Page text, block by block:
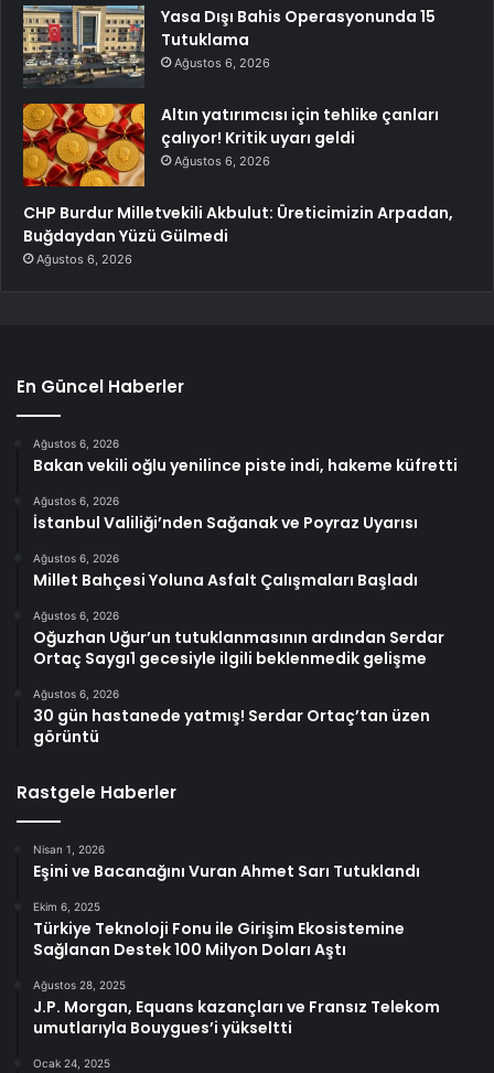
Yasa Dışı Bahis Operasyonunda 15
Tutuklama
Ağustos 6, 2026
Altın yatırımcısı için tehlike çanları
çalıyor! Kritik uyarı geldi
Ağustos 6, 2026
CHP Burdur Milletvekili Akbulut: Üreticimizin Arpadan,
Buğdaydan Yüzü Gülmedi
Ağustos 6, 2026
En Güncel Haberler
Ağustos 6, 2026
Bakan vekili oğlu yenilince piste indi, hakeme küfretti
Ağustos 6, 2026
İstanbul Valiliği’nden Sağanak ve Poyraz Uyarısı
Ağustos 6, 2026
Millet Bahçesi Yoluna Asfalt Çalışmaları Başladı
Ağustos 6, 2026
Oğuzhan Uğur’un tutuklanmasının ardından Serdar
Ortaç Saygı1 gecesiyle ilgili beklenmedik gelişme
Ağustos 6, 2026
30 gün hastanede yatmış! Serdar Ortaç’tan üzen
görüntü
Rastgele Haberler
Nisan 1, 2026
Eşini ve Bacanağını Vuran Ahmet Sarı Tutuklandı
Ekim 6, 2025
Türkiye Teknoloji Fonu ile Girişim Ekosistemine
Sağlanan Destek 100 Milyon Doları Aştı
Ağustos 28, 2025
J.P. Morgan, Equans kazançları ve Fransız Telekom
umutlarıyla Bouygues’i yükseltti
Ocak 24, 2025